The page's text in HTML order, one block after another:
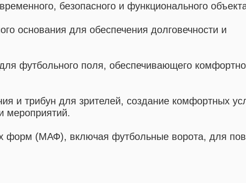
безопасного и функционального
основания для обеспечения долговечности и
для футбольного поля, обеспечивающего
и трибун для зрителей, создание комфортных
мероприятий.
форм (МАФ), включая футбольные ворота, для